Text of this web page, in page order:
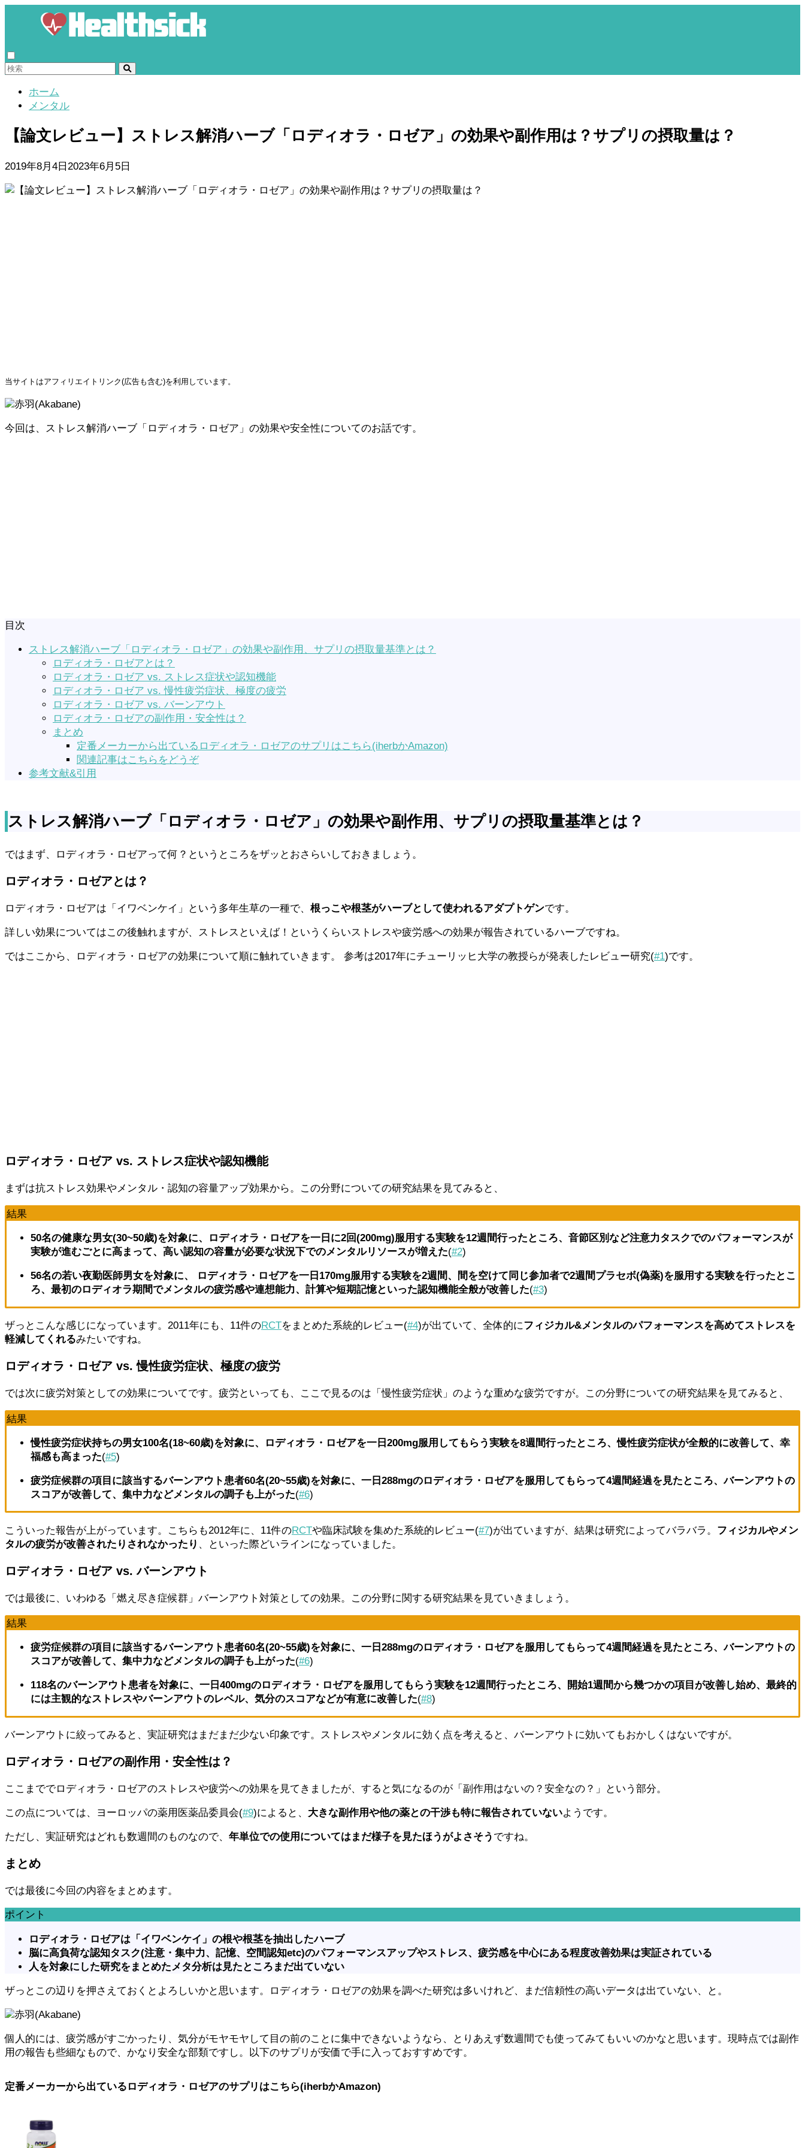
ホーム
メンタル
【論文レビュー】ストレス解消ハーブ「ロディオラ・ロゼア」の効果や副作用は？サプリの摂取量は？
2019年8月4日 2023年6月5日
当サイトはアフィリエイトリンク(広告も含む)を利用しています。
赤羽(Akabane)
今回は、ストレス解消ハーブ「ロディオラ・ロゼア」の効果や安全性についてのお話です。
目次
ストレス解消ハーブ「ロディオラ・ロゼア」の効果や副作用、サプリの摂取量基準とは？
ロディオラ・ロゼアとは？
ロディオラ・ロゼア vs. ストレス症状や認知機能
ロディオラ・ロゼア vs. 慢性疲労症状、極度の疲労
ロディオラ・ロゼア vs. バーンアウト
ロディオラ・ロゼアの副作用・安全性は？
まとめ
定番メーカーから出ているロディオラ・ロゼアのサプリはこちら(iherbかAmazon)
関連記事はこちらをどうぞ
参考文献&引用
ストレス解消ハーブ「ロディオラ・ロゼア」の効果や副作用、サプリの摂取量基準とは？
ではまず、ロディオラ・ロゼアって何？というところをザッとおさらいしておきましょう。
ロディオラ・ロゼアとは？
ロディオラ・ロゼアは「イワベンケイ」という多年生草の一種で、 根っこや根茎がハーブとして使われるアダプトゲンです。
詳しい効果についてはこの後触れますが、ストレスといえば！というくらいストレスや疲労感への効果が報告されているハーブですね。
ではここから、ロディオラ・ロゼアの効果について順に触れていきます。 参考は2017年にチューリッヒ大学の教授らが発表したレビュー研究(#1)です。
ロディオラ・ロゼア vs. ストレス症状や認知機能
まずは抗ストレス効果やメンタル・認知の容量アップ効果から。この分野についての研究結果を見てみると、
結果
50名の健康な男女(30~50歳)を対象に、ロディオラ・ロゼアを一日に2回(200mg)服用する実験を12週間行ったところ、音節区別など注意力タスクでのパフォーマンスが
実験が進むごとに高まって、 高い認知の容量が必要な状況下でのメンタルリソースが増えた(#2)
56名の若い夜勤医師男女を対象に、 ロディオラ・ロゼアを一日170mg服用する実験を2週間、間を空けて同じ参加者で2週間プラセボ(偽薬)を服用する実験を行ったとこ
ろ、最初のロディオラ期間でメンタルの疲労感や連想能力、計算や短期記憶といった認知機能全般が改善した(#3)
ザっとこんな感じになっています。2011年にも、11件のRCTをまとめた系統的レビュー(#4)が出ていて、全体的にフィジカル&メンタルのパフォーマンスを高めてストレスを
軽減してくれるみたいですね。
ロディオラ・ロゼア vs. 慢性疲労症状、極度の疲労
では次に疲労対策としての効果についてです。疲労といっても、ここで見るのは「慢性疲労症状」のような重めな疲労ですが。この分野についての研究結果を見てみると、
結果
慢性疲労症状持ちの男女100名(18~60歳)を対象に、ロディオラ・ロゼアを一日200mg服用してもらう実験を8週間行ったところ、慢性疲労症状が全般的に改善して、幸
福感も高まった(#5)
疲労症候群の項目に該当するバーンアウト患者60名(20~55歳)を対象に、一日288mgのロディオラ・ロゼアを服用してもらって4週間経過を見たところ、バーンアウトの
スコアが改善して、集中力などメンタルの調子も上がった(#6)
こういった報告が上がっています。こちらも2012年に、11件のRCTや臨床試験を集めた系統的レビュー(#7)が出ていますが、結果は研究によってバラバラ。 フィジカルやメン
タルの疲労が改善されたりされなかったり 、といった際どいラインになっていました。
ロディオラ・ロゼア vs. バーンアウト
では最後に、いわゆる「燃え尽き症候群」バーンアウト対策としての効果。この分野に関する研究結果を見ていきましょう。
結果
疲労症候群の項目に該当するバーンアウト患者60名(20~55歳)を対象に、一日288mgのロディオラ・ロゼアを服用してもらって4週間経過を見たところ、バーンアウトの
スコアが改善して、集中力などメンタルの調子も上がった(#6)
118名のバーンアウト患者を対象に、一日400mgのロディオラ・ロゼアを服用してもらう実験を12週間行ったところ、開始1週間から幾つかの項目が改善し始め、最終的
には主観的なストレスやバーンアウトのレベル、気分のスコアなどが有意に改善した(#8)
バーンアウトに絞ってみると、実証研究はまだまだ少ない印象です。ストレスやメンタルに効く点を考えると、バーンアウトに効いてもおかしくはないですが。
ロディオラ・ロゼアの副作用・安全性は？
ここまででロディオラ・ロゼアのストレスや疲労への効果を見てきましたが、すると気になるのが「副作用はないの？安全なの？」という部分。
この点については、ヨーロッパの薬用医薬品委員会(#9)によると、 大きな副作用や他の薬との干渉も特に報告されていないようです。
ただし、実証研究はどれも数週間のものなので、 年単位での使用についてはまだ様子を見たほうがよさそう ですね。
まとめ
では最後に今回の内容をまとめます。
ポイント
ロディオラ・ロゼアは「イワベンケイ」の根や根茎を抽出したハーブ
脳に高負荷な認知タスク(注意・集中力、記憶、空間認知etc)のパフォーマンスアップやストレス、疲労感を中心にある程度改善効果は実証されている
人を対象にした研究をまとめたメタ分析は見たところまだ出ていない
ザっとこの辺りを押さえておくとよろしいかと思います。ロディオラ・ロゼアの効果を調べた研究は多いけれど、まだ信頼性の高いデータは出ていない、と。
赤羽(Akabane)
個人的には、疲労感がすごかったり、気分がモヤモヤして目の前のことに集中できないようなら、とりあえず数週間でも使ってみてもいいのかなと思います。現時点では副作
用の報告も些細なもので、かなり安全な部類ですし。以下のサプリが安価で手に入っておすすめです。
定番メーカーから出ているロディオラ・ロゼアのサプリはこちら(iherbかAmazon)